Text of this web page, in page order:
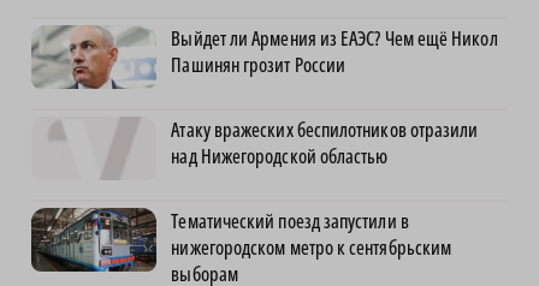
Выйдет ли Армения из ЕАЭС? Чем ещё Никол
Пашинян грозит России
Атаку вражеских беспилотников отразили
над Нижегородской областью
Тематический поезд запустили в
нижегородском метро к сентябрьским
выборам